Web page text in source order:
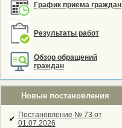
График приема граждан
Результаты работ
Обзор обращений
граждан
Новые постановления
✔ Постановление № 73 от
01.07.2026